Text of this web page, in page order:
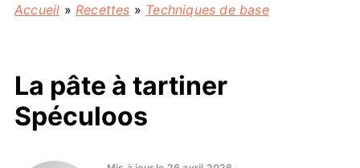
Accueil » Recettes » Techniques de base
La pâte à tartiner
Spéculoos